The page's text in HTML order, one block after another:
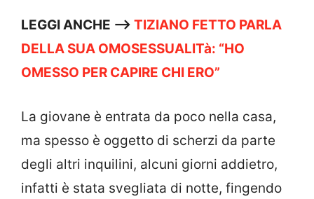
LEGGI ANCHE —-> TIZIANO FETTO PARLA
DELLA SUA OMOSESSUALITà: “HO
OMESSO PER CAPIRE CHI ERO”
La giovane è entrata da poco nella casa,
ma spesso è oggetto di scherzi da parte
degli altri inquilini, alcuni giorni addietro,
infatti è stata svegliata di notte, fingendo